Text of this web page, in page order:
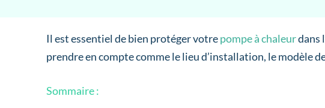
Il est essentiel de bien protéger votrepompe à chaleurdans
prendre en compte comme le lieu d’installation, le modèle
Sommaire :